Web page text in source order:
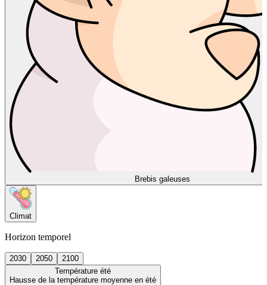
Brebis galeuses
Climat
Horizon temporel
2030 2050
2100
Température été
Hausse de la température moyenne en été